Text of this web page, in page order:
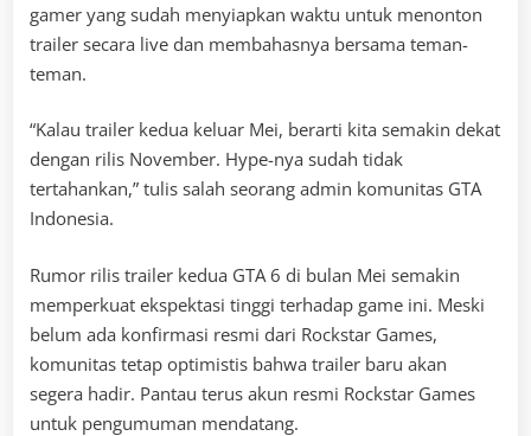
gamer yang sudah menyiapkan waktu untuk menonton
trailer secara live dan membahasnya bersama teman-
teman.
“Kalau trailer kedua keluar Mei, berarti kita semakin dekat
dengan rilis November. Hype-nya sudah tidak
tertahankan,” tulis salah seorang admin komunitas GTA
Indonesia.
Rumor rilis trailer kedua GTA 6 di bulan Mei semakin
memperkuat ekspektasi tinggi terhadap game ini. Meski
belum ada konfirmasi resmi dari Rockstar Games,
komunitas tetap optimistis bahwa trailer baru akan
segera hadir. Pantau terus akun resmi Rockstar Games
untuk pengumuman mendatang.